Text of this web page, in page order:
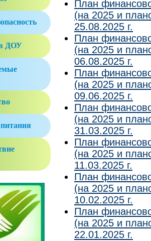
ДОУ
План
(на 2025 и
25.08.2025 г.
План
(на 2025 и
06.08.2025 г.
План
(на 2025 и
09.06.2025 г.
План
(на 2025 и
31.03.2025 г.
План
(на 2025 и
11.03.2025 г.
План
(на 2025 и
10.02.2025 г.
План
(на 2025 и
22.01.2025 г.